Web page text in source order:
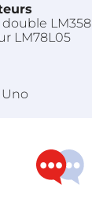
double LM358
LM78L05